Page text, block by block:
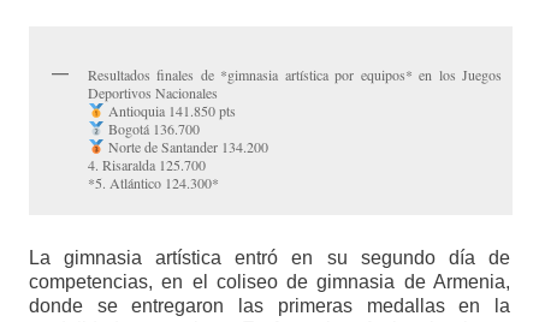
Resultados finales de *gimnasia artística por equipos* en los Juegos
Deportivos Nacionales
Antioquia 141.850 pts
Bogotá 136.700
Norte de Santander 134.200
4. Risaralda 125.700
*5. Atlántico 124.300*
La gimnasia artística entró en su segundo día de
competencias, en el coliseo de gimnasia de Armenia,
donde se entregaron las primeras medallas en la